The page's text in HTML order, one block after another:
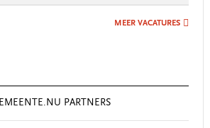
MEER VACATURES
PARTNERS